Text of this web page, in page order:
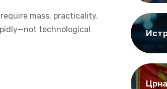
mass, practicality,
technological